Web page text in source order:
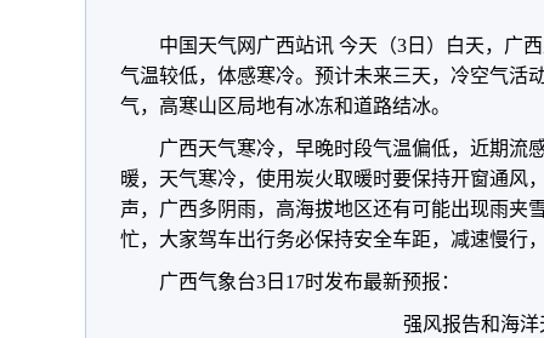
中国天气网广西站讯 今天（3日）白天，广
气温较低，体感寒冷。 预计未来三天，冷空气活
气，高寒山区局地有冰冻和道路结冰。
广西天气寒冷，早晚时段气温偏低，近期流
暖， 天气寒冷，使用炭火取暖时要保持开窗通风
声，广西多阴雨，高海拔地区还有可能出现雨夹
忙，大家驾车出行务必保持安全车距，减速慢行
广西气象台3日17时发布最新预报：
强风报告和海洋